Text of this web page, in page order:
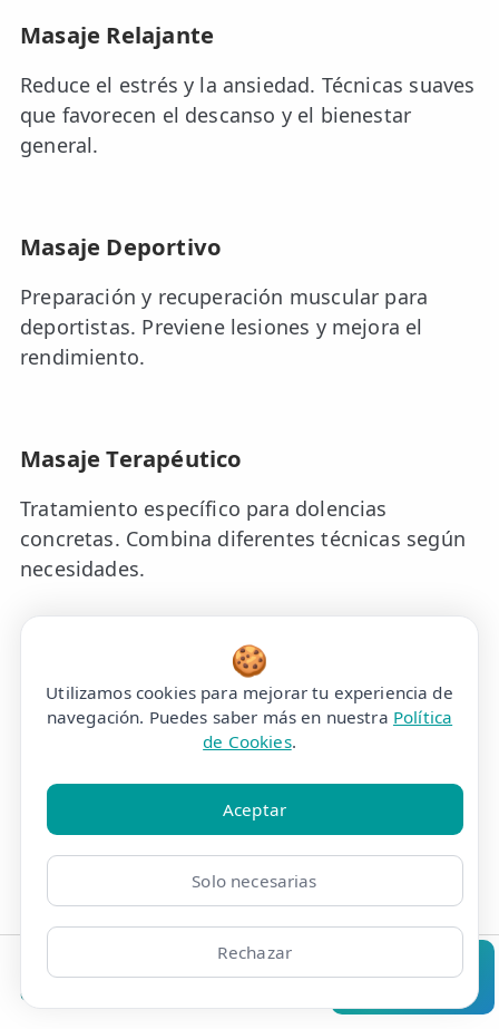
Masaje Relajante
Reduce el estrés y la ansiedad. Técnicas suaves
que favorecen el descanso y el bienestar
general.
Masaje Deportivo
Preparación y recuperación muscular para
deportistas. Previene lesiones y mejora el
rendimiento.
Masaje Terapéutico
Tratamiento específico para dolencias
concretas. Combina diferentes técnicas según
necesidades.
Estimula el sistema linfático. Reduce la
retención de líquidos y mejora la circulación.
Masaje con Ventosas
Técnica de cupping que mejora la circulación y
alivia dolores musculares profundos.
Clínicas
🍪
Utilizamos cookies para mejorar tu experiencia de
navegación. Puedes saber más en nuestra Política
de Cookies.
Aceptar
Solo necesarias
Rechazar